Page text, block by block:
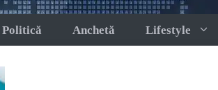
Politică Anchetă Lifestyle